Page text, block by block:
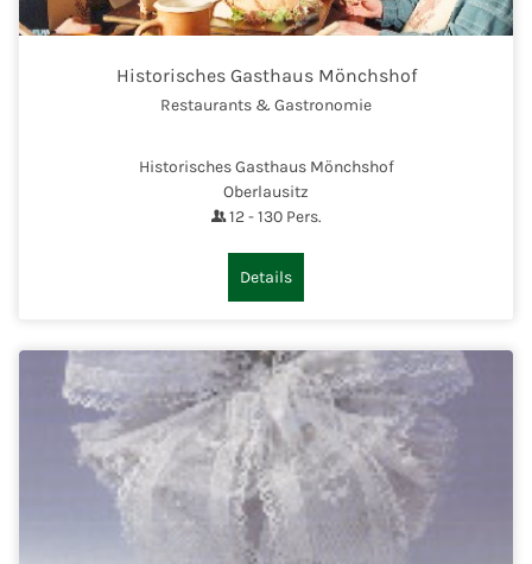
Historisches Gasthaus Mönchshof
Restaurants & Gastronomie
Historisches Gasthaus Mönchshof
Oberlausitz
12-130Pers.
Details